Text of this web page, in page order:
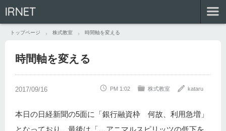
IRNET
トップページ 株式教室 時間軸を変える
時間軸を変える
PM 1:02 株式教室 kataru
本日の日経新聞の5面に「銀行融資枠 何故、利用急増」
となっており、最後は「…アニマルスピリッツの低下を